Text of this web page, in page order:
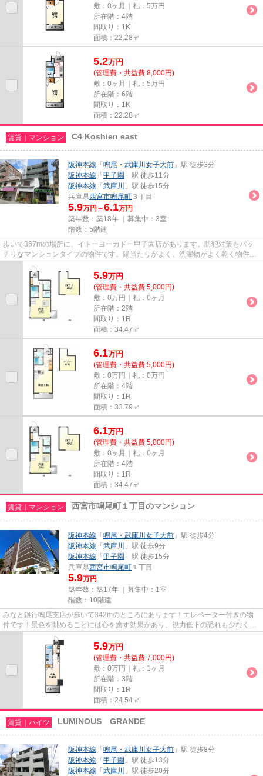
敷：0ヶ月｜礼：5万円
所在階：4階
間取り：1K
面積：22.28㎡
5.2万円
(管理費・共益費 8,000円)
敷：0ヶ月｜礼：5万円
所在階：6階
間取り：1K
面積：22.28㎡
賃貸｜マンション C4 Koshien east
阪神本線 「 鳴尾・武庫川女子大前 」駅 徒歩3分
阪神本線 「 甲子園 」駅 徒歩11分
阪神本線 「 武庫川
」駅 徒歩15分
兵庫県西宮市鳴尾町 ３丁目
5.9万円～6.1万円
築年数：築18年 ｜募集中： 3室
階数：5階建
歩いて367mの場所に、イトーヨーカドー甲子園店があります。防犯対策もバッ
チリなマンションタイプの物件です。陽当たりがよく、洗濯物がよく乾く物件で
す。こだわり派も満足できるデ...
5.9万円
(管理費・共益費 5,000円)
敷：0万円｜礼：0ヶ月
所在階：2階
間取り：1R
面積：34.47㎡
6.1万円
(管理費・共益費 5,000円)
敷：0万円｜礼：0万円
所在階：4階
間取り：1R
面積：33.79㎡
6.1万円
(管理費・共益費 5,000円)
敷：0ヶ月｜礼：0ヶ月
所在階：4階
間取り：1R
面積：34.47㎡
賃貸｜マンション 西宮市鳴尾町１丁目のマンション
阪神本線 「 鳴尾・武庫川女子大前 」駅 徒歩4分
阪神本線 「 武庫川
」駅 徒歩9分
阪神本線 「 甲子園 」駅 徒歩15分
兵庫県西宮市鳴尾町 １丁目
5.9万円
築年数：築17年 ｜募集中： 1室
階数：10階建
みなと銀行鳴尾支店が歩いて342mのところにあります！エレベーター付きの物
件です！景色を眺めることには心を癒す効果があり、視力低下の恐れも少なくし
てくれます！電車での移動がよ...
5.9万円
(管理費・共益費 7,000円)
敷：0万円｜礼：1ヶ月
所在階：3階
間取り：1R
面積：24.54㎡
賃貸｜ハイツ LUMINOUS GRANDE
阪神本線 「 鳴尾・武庫川女子大前 」駅 徒歩8分
阪神本線 「 甲子園 」駅 徒歩13分
阪神本線 「 武庫川
」駅 徒歩20分